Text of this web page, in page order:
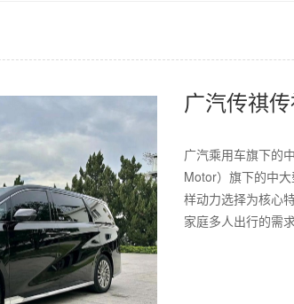
广汽传祺
广汽乘用车旗下的
Motor）旗下的中
样动力选择为核心
家庭多人出行的需